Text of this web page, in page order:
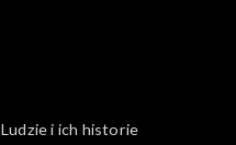
Ludzie i ich historie